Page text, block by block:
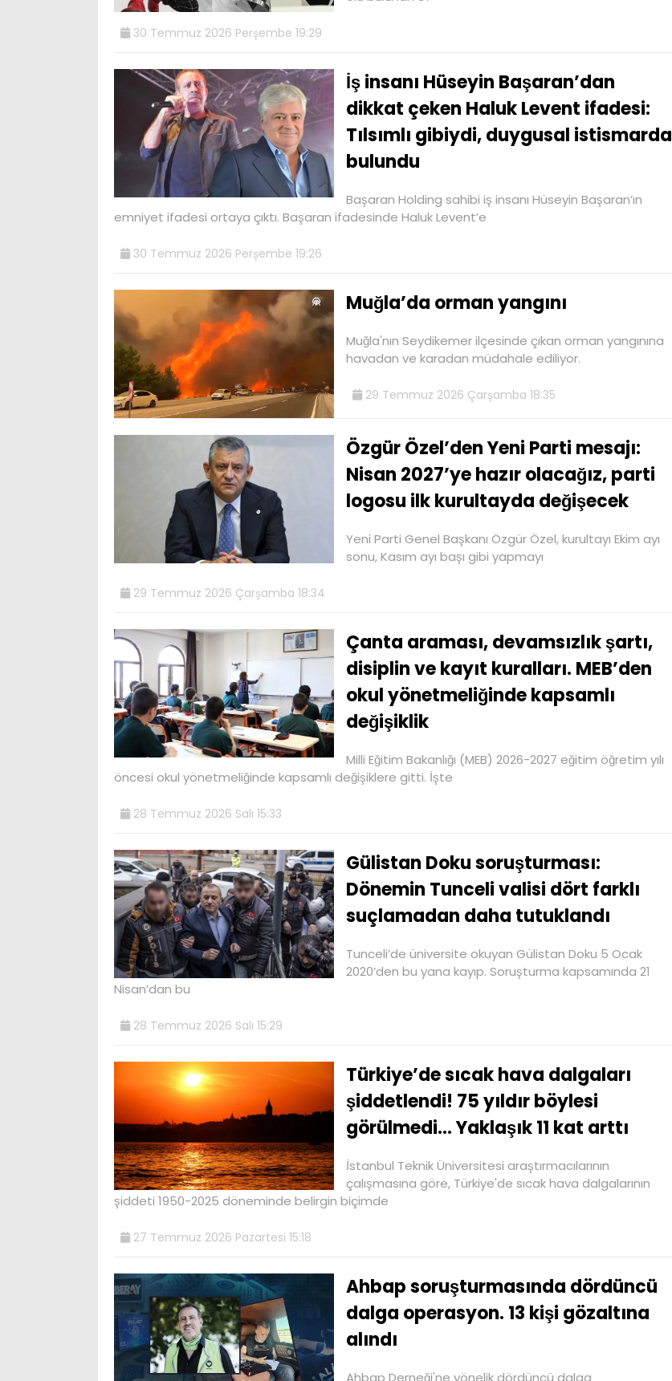
30 Temmuz 2026 Perşembe 19:29
İş insanı Hüseyin Başaran’dan
dikkat çeken Haluk Levent ifadesi:
Tılsımlı gibiydi, duygusal istismarda
bulundu
Başaran Holding sahibi iş insanı Hüseyin Başaran’ın
emniyet ifadesi ortaya çıktı. Başaran ifadesinde Haluk Levent’e
30 Temmuz 2026 Perşembe 19:26
Muğla’da orman yangını
Muğla'nın Seydikemer ilçesinde çıkan orman yangınına
havadan ve karadan müdahale ediliyor.
29 Temmuz 2026 Çarşamba 18:35
Özgür Özel’den Yeni Parti mesajı:
Nisan 2027’ye hazır olacağız, parti
logosu ilk kurultayda değişecek
Yeni Parti Genel Başkanı Özgür Özel, kurultayı Ekim ayı
sonu, Kasım ayı başı gibi yapmayı
29 Temmuz 2026 Çarşamba 18:34
Çanta araması, devamsızlık şartı,
disiplin ve kayıt kuralları. MEB’den
okul yönetmeliğinde kapsamlı
değişiklik
Milli Eğitim Bakanlığı (MEB) 2026-2027 eğitim öğretim yılı
öncesi okul yönetmeliğinde kapsamlı değişiklere gitti. İşte
28 Temmuz 2026 Salı 15:33
Gülistan Doku soruşturması:
Dönemin Tunceli valisi dört farklı
suçlamadan daha tutuklandı
Tunceli’de üniversite okuyan Gülistan Doku 5 Ocak
2020’den bu yana kayıp. Soruşturma kapsamında 21
Nisan’dan bu
28 Temmuz 2026 Salı 15:29
Türkiye’de sıcak hava dalgaları
şiddetlendi! 75 yıldır böylesi
görülmedi… Yaklaşık 11 kat arttı
⁠İstanbul Teknik Üniversitesi araştırmacılarının
çalışmasına göre, Türkiye'de sıcak hava dalgalarının
şiddeti 1950-2025 döneminde belirgin biçimde
27 Temmuz 2026 Pazartesi 15:18
Ahbap soruşturmasında dördüncü
dalga operasyon. 13 kişi gözaltına
alındı
Ahbap Derneği'ne yönelik dördüncü dalga